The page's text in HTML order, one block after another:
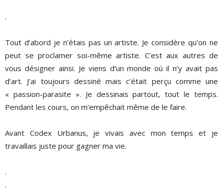
.
Tout d’abord je n’étais pas un artiste. Je considère qu’on ne
peut se proclamer soi-même artiste. C’est aux autres de
vous désigner ainsi. Je viens d’un monde où il n’y avait pas
d’art. J’ai toujours dessiné mais c’était perçu comme une
« passion-parasite ». Je dessinais partout, tout le temps.
Pendant les cours, on m’empêchait même de le faire.
Avant Codex Urbanus, je vivais avec mon temps et je
travaillais juste pour gagner ma vie.
.
.